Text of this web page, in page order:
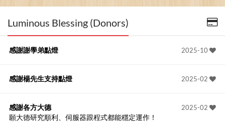
Luminous Blessing (Donors)
2025-10
感謝謝學弟點燈
2025-02
感謝楊先生支持點燈
2025-02
感謝各方大德
願大德研究順利、伺服器跟程式都能穩定運作！